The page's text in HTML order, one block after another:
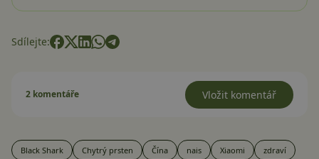
Sdílejte:
2 komentáře Vložit komentář
Black Shark Chytrý prsten Čína nais Xiaomi zdraví